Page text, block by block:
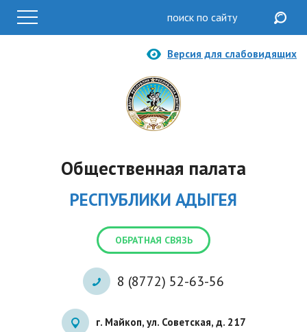
Общественная палата
РЕСПУБЛИКИ АДЫГЕЯ
ОБРАТНАЯ СВЯЗЬ
8 (8772) 52-63-56
г. Майкоп, ул. Советская, д. 217
Версия для слабовидящих